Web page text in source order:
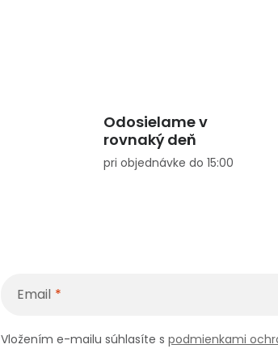
Odosielame v
rovnaký deň
pri objednávke do 15:00
Email
Vložením e-mailu súhlasíte s podmienkami